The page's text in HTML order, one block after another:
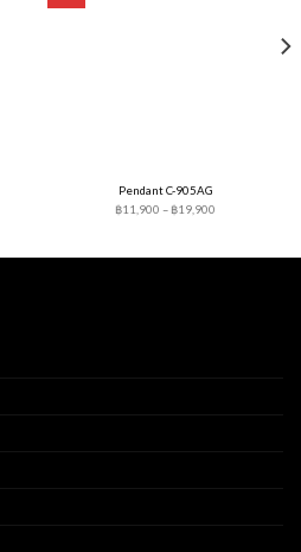
Pendant C-905AG
฿11,900 – ฿19,900
through